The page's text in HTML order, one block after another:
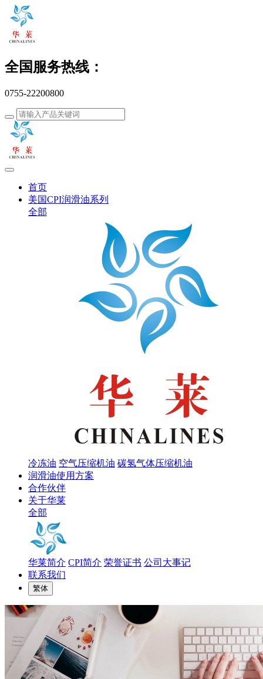
全国服务热线：
0755-22200800
首页
美国CPI润滑油系列
全部
冷冻油 空气压缩机油 碳氢气体压缩机油
润滑油使用方案
合作伙伴
关于华莱
全部
华莱简介 CPI简介 荣誉证书 公司大事记
联系我们
繁体